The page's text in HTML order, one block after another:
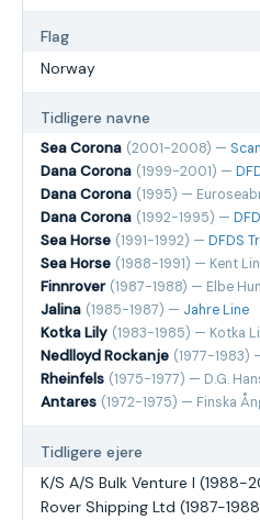
Flag
Norway
Tidligere navne
Sea Corona (2001-2008) —
Dana Corona (1999-2001) —
Dana Corona (1995) —
Dana Corona (1992-1995) —
Sea Horse (1991-1992) — DFDS
Sea Horse (1988-1991) — Kent
Finnrover (1987-1988) — Elbe
Jalina (1985-1987) — Jahre Line
Kotka Lily (1983-1985) — Kotka
Nedlloyd Rockanje (1977-1983)
Rheinfels (1975-1977) — D.G.
Antares (1972-1975) — Finska
Tidligere ejere
K/S A/S Bulk Venture I (1988-
Rover Shipping Ltd (1987-